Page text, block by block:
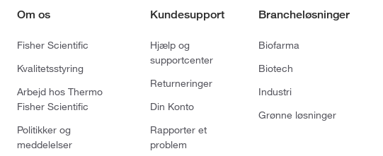
Om os
Fisher Scientific
Kvalitetsstyring
Arbejd hos Thermo
Fisher Scientific
Politikker og
meddelelser
Kundesupport
Hjælp og
supportcenter
Returneringer
Din Konto
Rapporter et
problem
Brancheløsninger
Biofarma
Biotech
Industri
Grønne løsninger